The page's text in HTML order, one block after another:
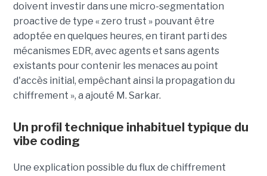
doivent investir dans une micro-segmentation
proactive de type « zero trust » pouvant être
adoptée en quelques heures, en tirant parti des
mécanismes EDR, avec agents et sans agents
existants pour contenir les menaces au point
d'accès initial, empêchant ainsi la propagation du
chiffrement », a ajouté M. Sarkar.
Un profil technique inhabituel typique du
vibe coding
Une explication possible du flux de chiffrement